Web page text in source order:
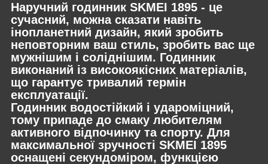
Наручний годинник SKMEI 1895 - це
сучасний, можна сказати навіть
інопланетний дизайн, який зробить
неповторним ваш стиль, зробить вас ще
мужнішим і соліднішим. Годинник
виконаний із високоякісних матеріалів,
що гарантує тривалий термін
експлуатації.
Годинник водостійкий і удароміцний,
тому припаде до смаку любителям
активного відпочинку та спорту. Для
максимальної зручності SKMEI 1895
оснащені секундоміром, функцією